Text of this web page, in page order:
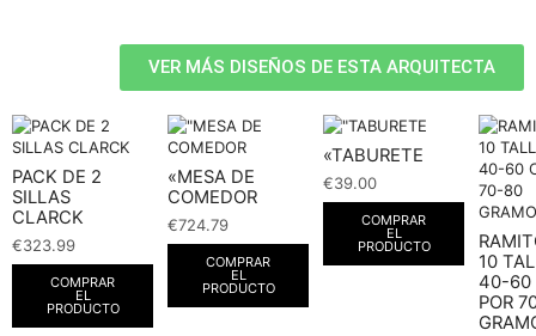
VER MÁS DISEÑOS DE ESTA ARQUITECTA
PACK DE 2
SILLAS
CLARCK
€323.99
COMPRAR
EL
PRODUCTO
«MESA DE
COMEDOR
€724.79
COMPRAR
EL
PRODUCTO
«TABURETE
€39.00
COMPRAR
EL
PRODUCTO
10
40-60
POR